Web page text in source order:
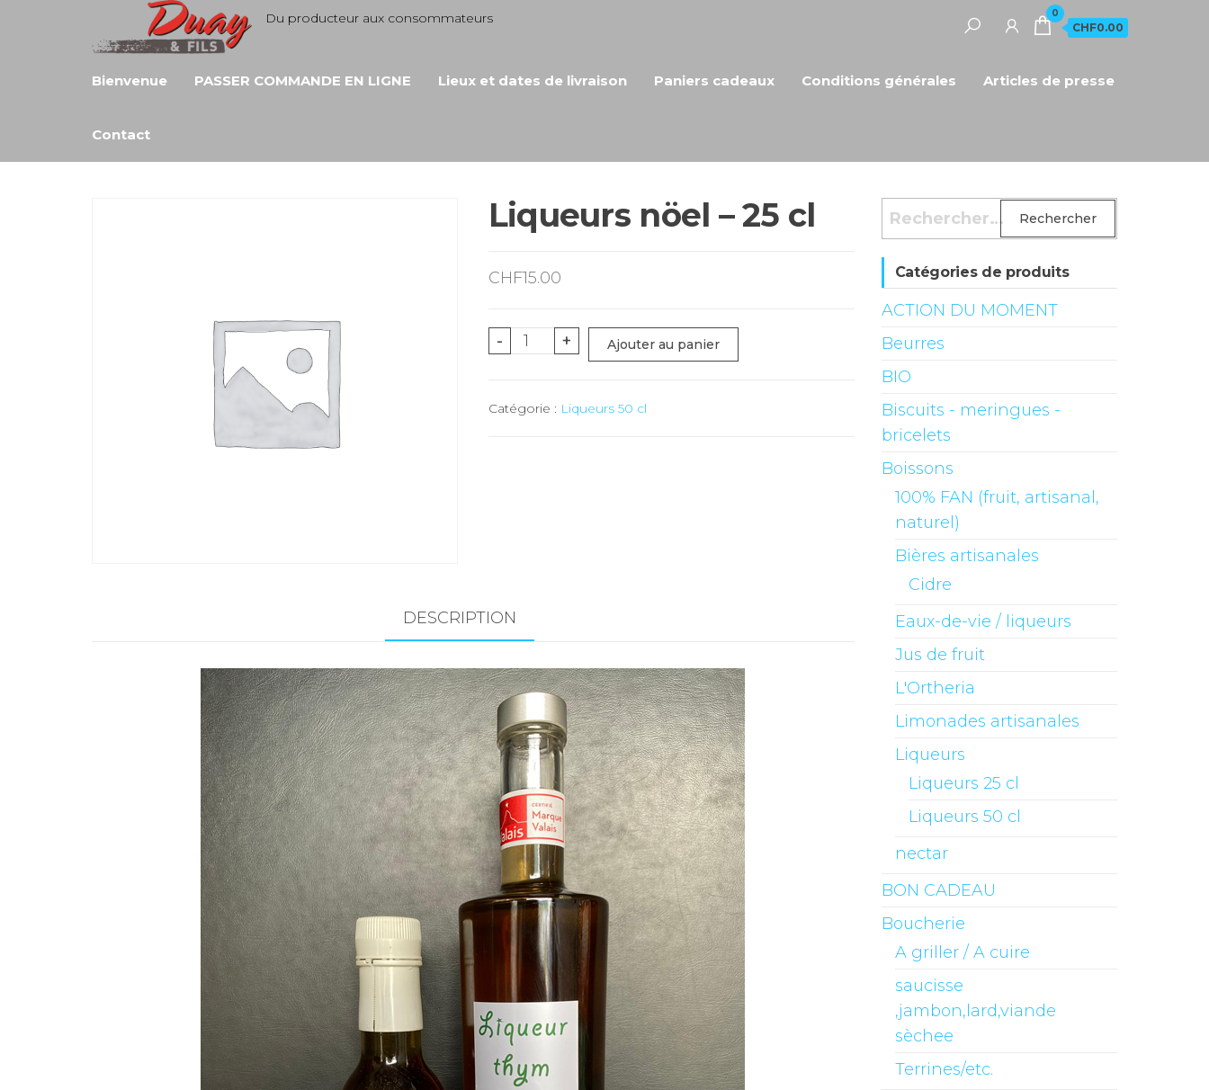
Du producteur aux consommateurs 0
CHF0.00
Bienvenue PASSER COMMANDE EN LIGNE Lieux et dates de livraison Paniers cadeaux Conditions générales Articles de presse
Contact
Liqueurs nöel – 25 cl
CHF15.00
-
quantité
nöel
+ Ajouter au panier
Catégorie : Liqueurs 50 cl
DESCRIPTION
Rechercher :
Catégories de produits
ACTION DU MOMENT
Beurres
BIO
Biscuits - meringues -
bricelets
Boissons
100% FAN (fruit, artisanal,
naturel)
Bières artisanales
Cidre
Eaux-de-vie / liqueurs
Jus de fruit
L'Ortheria
Limonades artisanales
Liqueurs
Liqueurs 25 cl
Liqueurs 50 cl
nectar
BON CADEAU
Boucherie
A griller / A cuire
saucisse
,jambon,lard,viande
sèchee
Terrines/etc.